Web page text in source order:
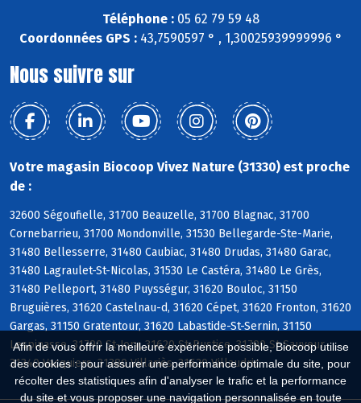
Afin de vous offrir la meilleure expérience possible, Biocoop utilise
des cookies : pour assurer une performance optimale du site, pour
récolter des statistiques afin d'analyser le trafic et la performance
du site et vous proposer une navigation personnalisée en toute
Téléphone :05 62 79 59 48
Coordonnées GPS :43,7590597 ° , 1,30025939999996 °
Nous suivre sur
Votre magasin Biocoop Vivez Nature (31330) est proche
de :
32600 Ségoufielle, 31700 Beauzelle, 31700 Blagnac, 31700
Cornebarrieu, 31700 Mondonville, 31530 Bellegarde-Ste-Marie,
31480 Bellesserre, 31480 Caubiac, 31480 Drudas, 31480 Garac,
31480 Lagraulet-St-Nicolas, 31530 Le Castéra, 31480 Le Grès,
31480 Pelleport, 31480 Puysségur, 31620 Bouloc, 31150
Bruguières, 31620 Castelnau-d, 31620 Cépet, 31620 Fronton, 31620
Gargas, 31150 Gratentour, 31620 Labastide-St-Sernin, 31150
Lespinasse, 31790 St-Jory, 31620 St-Rustice, 31790 St-Sauveur,
31340 Vacquiers, 31380 Villariès, 31620 Villaudric